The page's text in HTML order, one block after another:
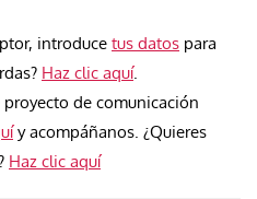
introduce tus datos para
Haz clic aquí.
de comunicación
y acompáñanos. ¿Quieres
Haz clic aquí